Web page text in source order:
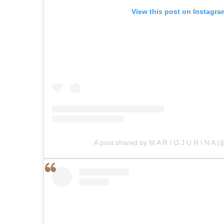
View this post on
A post shared by M A R I O J U R I N A